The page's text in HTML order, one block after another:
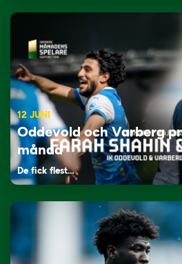
12 JUNI
Oddevold och Varberg
månad
De fick flest…